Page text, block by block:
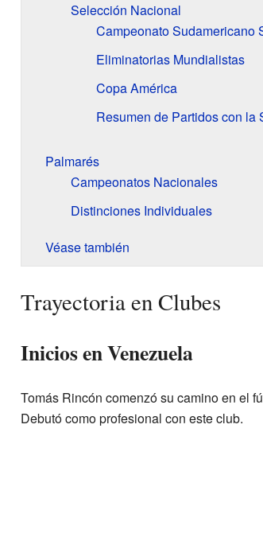
Selección Nacional
Campeonato Sudamericano
Eliminatorias Mundialistas
Copa América
Resumen de Partidos con la
Palmarés
Campeonatos Nacionales
Distinciones Individuales
Véase también
Trayectoria en Clubes
Inicios en Venezuela
Tomás Rincón comenzó su camino en el
Debutó como profesional con este club.